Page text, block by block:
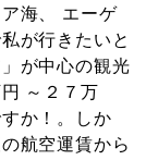
海、 エーゲ
が行きたいと
が中心の観光
～２７万
か！。しか
航空運賃から